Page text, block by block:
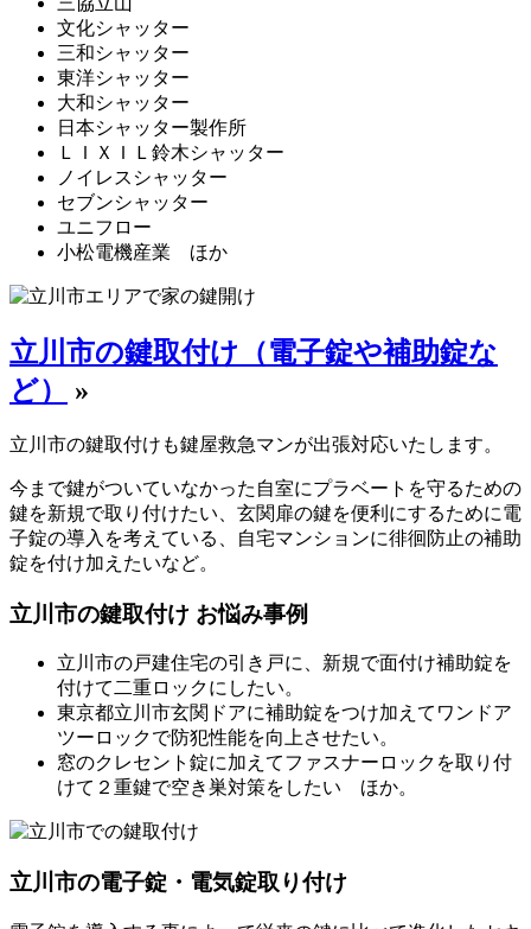
文化シャッター
三和シャッター
東洋シャッター
大和シャッター
日本シャッター製作所
ＬＩＸＩＬ鈴木シャッター
ノイレスシャッター
セブンシャッター
ユニフロー
小松電機産業 ほか
立川市の鍵取付け（電子錠や補助錠な
ど）
»
立川市の鍵取付けも鍵屋救急マンが出張対応いたします。
今まで鍵がついていなかった自室にプラベートを守るための
鍵を新規で取り付けたい、玄関扉の鍵を便利にするために電
子錠の導入を考えている、自宅マンションに徘徊防止の補助
錠を付け加えたいなど。
立川市の鍵取付け お悩み事例
立川市の戸建住宅の引き戸に、新規で面付け補助錠を
付けて二重ロックにしたい。
東京都立川市玄関ドアに補助錠をつけ加えてワンドア
ツーロックで防犯性能を向上させたい。
窓のクレセント錠に加えてファスナーロックを取り付
けて２重鍵で空き巣対策をしたい ほか。
立川市の電子錠・電気錠取り付け